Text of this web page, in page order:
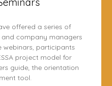
offered a series of
company managers
webinars, participants
project model for
guide, the orientation
tool.